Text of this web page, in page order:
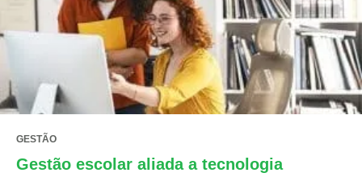
GESTÃO
Gestão escolar aliada a tecnologia